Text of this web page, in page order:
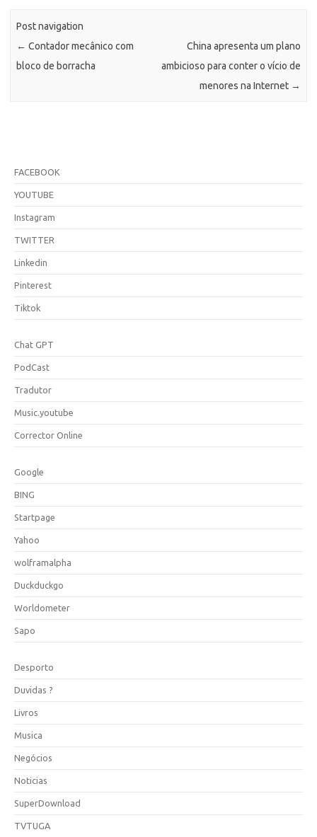
Post navigation
← Contador mecânico com
bloco de borracha
China apresenta um plano
ambicioso para conter o vício de
menores na Internet →
FACEBOOK
YOUTUBE
Instagram
TWITTER
Linkedin
Pinterest
Tiktok
Chat GPT
PodCast
Tradutor
Music.youtube
Corrector Online
Google
BING
Startpage
Yahoo
wolframalpha
Duckduckgo
Worldometer
Sapo
Desporto
Duvidas ?
Livros
Musica
Negócios
Noticias
SuperDownload
TVTUGA